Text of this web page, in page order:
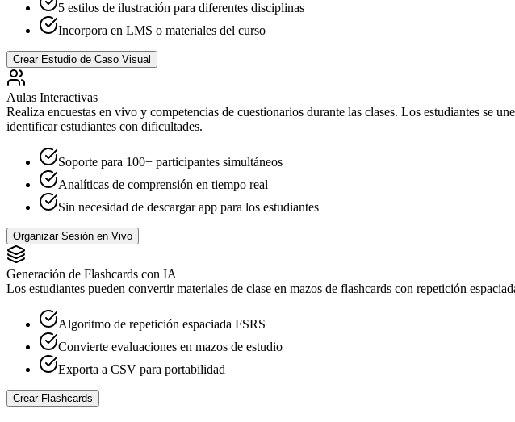
5 estilos de ilustración para diferentes disciplinas
Incorpora en LMS o materiales del curso
Crear Estudio de Caso Visual
Aulas Interactivas
Realiza encuestas en vivo y competencias de cuestionarios durante las clases. Los estudiantes se
identificar estudiantes con dificultades.
Soporte para 100+ participantes simultáneos
Analíticas de comprensión en tiempo real
Sin necesidad de descargar app para los estudiantes
Organizar Sesión en Vivo
Generación de Flashcards con IA
Los estudiantes pueden convertir materiales de clase en mazos de flashcards con repetición
Algoritmo de repetición espaciada FSRS
Convierte evaluaciones en mazos de estudio
Exporta a CSV para portabilidad
Crear Flashcards